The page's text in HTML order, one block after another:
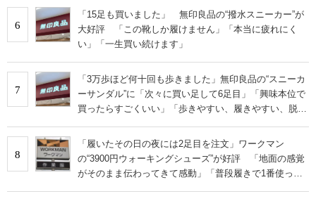
6
「15足も買いました」 無印良品の“撥水スニーカー”が
大好評 「この靴しか履けません」「本当に疲れにく
い」「一生買い続けます」
7
「3万歩ほど何十回も歩きました」無印良品の“スニーカ
ーサンダル”に「次々に買い足して6足目」「興味本位で
買ったらすごくいい」「歩きやすい、履きやすい、脱ぎ
8
「履いたその日の夜には2足目を注文」ワークマン
の“3900円ウォーキングシューズ”が好評 「地面の感覚
がそのまま伝わってきて感動」「普段履きで1番使って